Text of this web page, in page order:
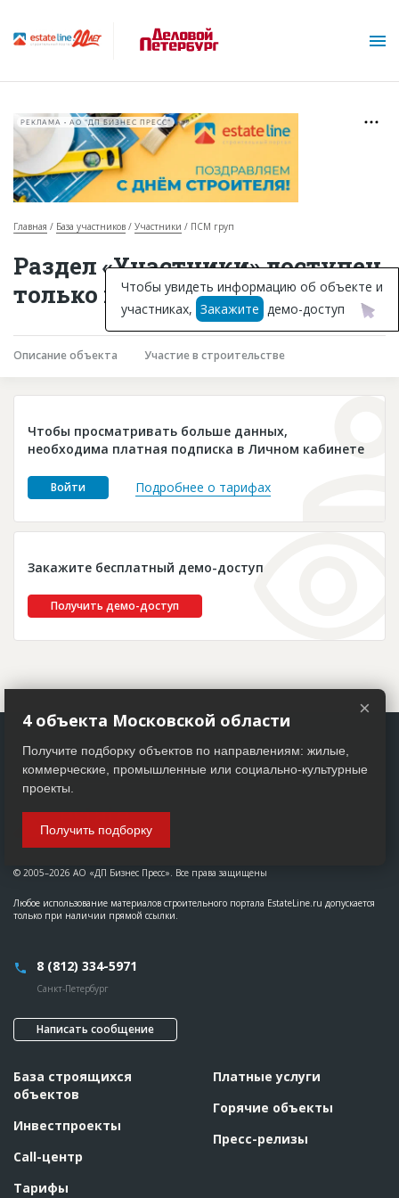
Горячие объекты
База строящихся объектов
Инвестпроекты
Глоссарий
Платные услуги
Пресс-релизы
РЕКЛАМА • АО "ДП БИЗНЕС ПРЕСС"
Главная База участников Участники ПСМ груп
Раздел «Участники» доступен
только подписчикам
Описание объекта Участие в строительстве
Чтобы просматривать больше данных,
необходима платная подписка в Личном кабинете
Войти Подробнее о тарифах
Закажите бесплатный демо-доступ
Получить демо-доступ
Чтобы увидеть информацию об объекте и
участниках, Закажите демо-доступ
© 2005–2026 АО «ДП Бизнес Пресс». Все права защищены
Любое использование материалов строительного портала EstateLine.ru допускается
только при наличии прямой ссылки.
8 (812) 334-5971
Санкт-Петербург
Написать сообщение
База строящихся
объектов
Инвестпроекты
Call-центр
Тарифы
Платные услуги
Горячие объекты
Пресс-релизы
×
4 объекта Московской области
Получите подборку объектов по направлениям: жилые,
коммерческие, промышленные или социально-культурные
проекты.
Получить подборку